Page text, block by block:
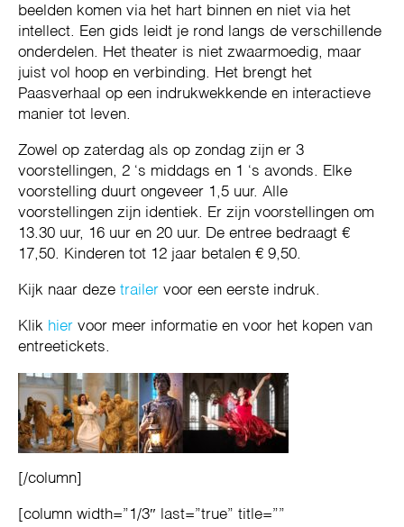
beelden komen via het hart binnen en niet via het
intellect. Een gids leidt je rond langs de verschillende
onderdelen. Het theater is niet zwaarmoedig, maar
juist vol hoop en verbinding. Het brengt het
Paasverhaal op een indrukwekkende en interactieve
manier tot leven.
Zowel op zaterdag als op zondag zijn er 3
voorstellingen, 2 ‘s middags en 1 ‘s avonds. Elke
voorstelling duurt ongeveer 1,5 uur. Alle
voorstellingen zijn identiek. Er zijn voorstellingen om
13.30 uur, 16 uur en 20 uur. De entree bedraagt €
17,50. Kinderen tot 12 jaar betalen € 9,50.
Kijk naar deze trailer voor een eerste indruk.
Klik hier voor meer informatie en voor het kopen van
entreetickets.
[/column]
[column width=”1/3″ last=”true” title=””